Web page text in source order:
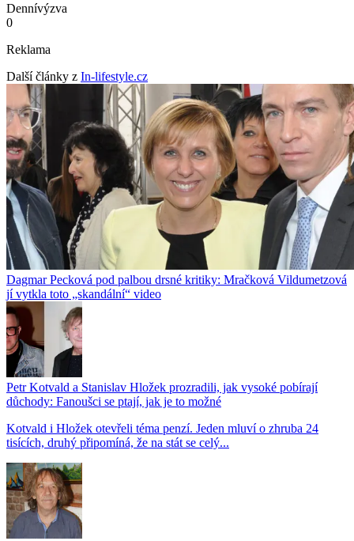
Dennívýzva
0
Reklama
Další články z In-lifestyle.cz
Dagmar Pecková pod palbou drsné kritiky: Mračková Vildumetzová
jí vytkla toto „skandální“ video
Petr Kotvald a Stanislav Hložek prozradili, jak vysoké pobírají
důchody: Fanoušci se ptají, jak je to možné
Kotvald i Hložek otevřeli téma penzí. Jeden mluví o zhruba 24
tisících, druhý připomíná, že na stát se celý...